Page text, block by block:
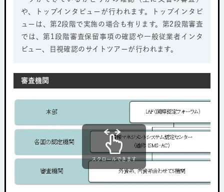
や、トップインタビューが行われます。トップインタビ
ューは、第2段階で実施の場合も有ります。第2段階審査
では、第1段階審査保留事項の確認や一般従業者インタ
ビュー、目視確認のサイトツアーが行われます。
審査機関
スクロールできます